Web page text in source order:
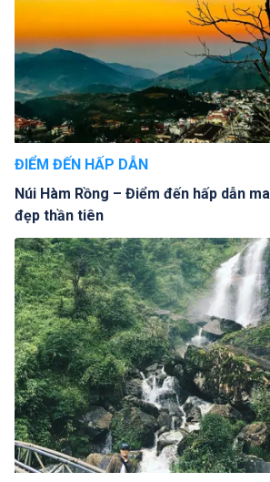
ĐIỂM ĐẾN HẤP DẪN
Núi Hàm Rồng – Điểm đến hấp dẫn
đẹp thần tiên